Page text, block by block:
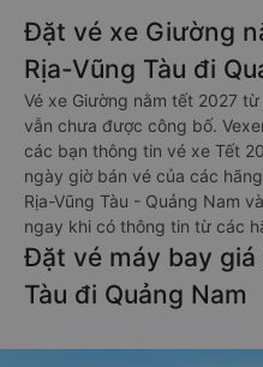
Đặt vé xe Giường
Rịa-Vũng Tàu đi
Vé xe Giường nằm tết 2027
vẫn chưa được công bố.
các bạn thông tin vé xe Tết
ngày giờ bán vé của các
Rịa-Vũng Tàu - Quảng Nam
ngay khi có thông tin từ các
Đặt vé máy bay
Tàu đi Quảng Nam